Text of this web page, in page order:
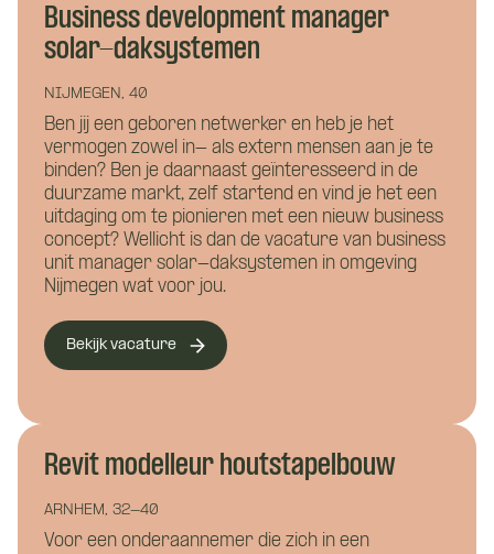
Business development manager
solar-daksystemen
NIJMEGEN, 40
Ben jij een geboren netwerker en heb je het
vermogen zowel in- als extern mensen aan je te
binden? Ben je daarnaast geïnteresseerd in de
duurzame markt, zelf startend en vind je het een
uitdaging om te pionieren met een nieuw business
concept? Wellicht is dan de vacature van business
unit manager solar-daksystemen in omgeving
Nijmegen wat voor jou.
Bekijk vacature
Revit modelleur houtstapelbouw
ARNHEM, 32-40
Voor een onderaannemer die zich in een
Eén van onze adviseurs staat je graag te
woord! Je wordt gekoppeld aan een vast
aanspreekpunt tijdens de kennismaking
met CoBuilders.
Telefoonnummer
Curriculum Vitae (niet verplicht)
Motivatie (niet verplicht)